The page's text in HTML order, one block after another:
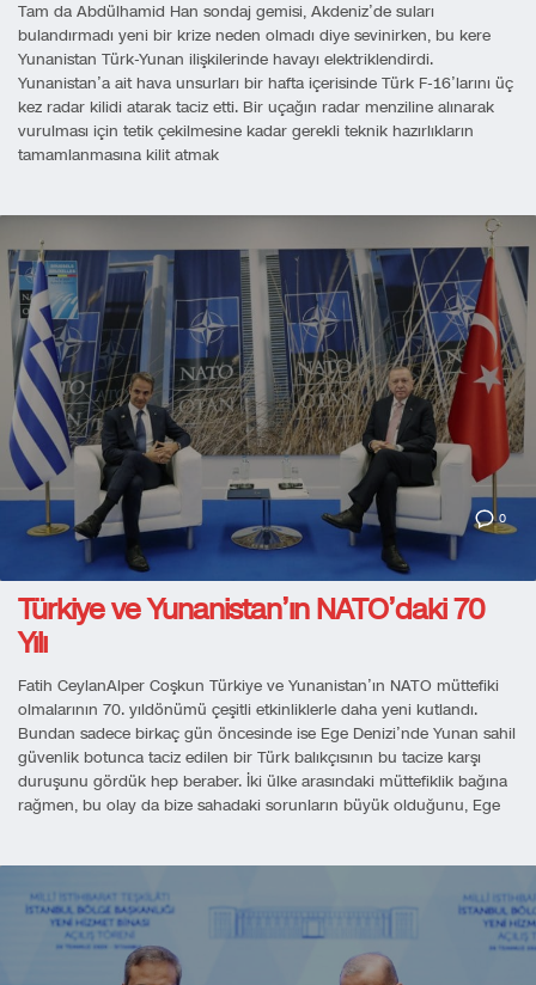
Tam da Abdülhamid Han sondaj gemisi, Akdeniz’de suları
bulandırmadı yeni bir krize neden olmadı diye sevinirken, bu kere
Yunanistan Türk-Yunan ilişkilerinde havayı elektriklendirdi.
Yunanistan’a ait hava unsurları bir hafta içerisinde Türk F-16’larını üç
kez radar kilidi atarak taciz etti. Bir uçağın radar menziline alınarak
vurulması için tetik çekilmesine kadar gerekli teknik hazırlıkların
tamamlanmasına kilit atmak
0
Türkiye ve Yunanistan’ın NATO’daki 70
Yılı
Fatih CeylanAlper Coşkun Türkiye ve Yunanistan’ın NATO müttefiki
olmalarının 70. yıldönümü çeşitli etkinliklerle daha yeni kutlandı.
Bundan sadece birkaç gün öncesinde ise Ege Denizi’nde Yunan sahil
güvenlik botunca taciz edilen bir Türk balıkçısının bu tacize karşı
duruşunu gördük hep beraber. İki ülke arasındaki müttefiklik bağına
rağmen, bu olay da bize sahadaki sorunların büyük olduğunu, Ege